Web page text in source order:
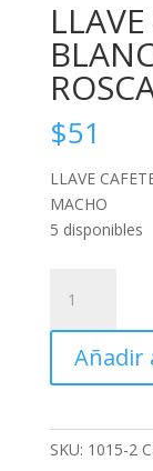
$51
LLAVE
MACHO
5 disponibles
CAFETERA
BLANCA
PALANCA
ROJA
MACHO
cantidad
Añadir
SKU: 1015-2